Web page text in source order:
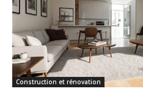
Construction et rénovation